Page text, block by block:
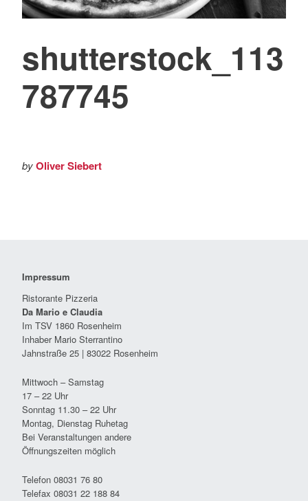
shutterstock_113
787745
byOliver Siebert
Impressum
Ristorante Pizzeria
Da Mario e Claudia
Im TSV 1860 Rosenheim
Inhaber Mario Sterrantino
Jahnstraße 25 | 83022 Rosenheim
Mittwoch – Samstag
17 – 22 Uhr
Sonntag 11.30 – 22 Uhr
Montag, Dienstag Ruhetag
Bei Veranstaltungen andere
Öffnungszeiten möglich
Telefon 08031 76 80
Telefax 08031 22 188 84